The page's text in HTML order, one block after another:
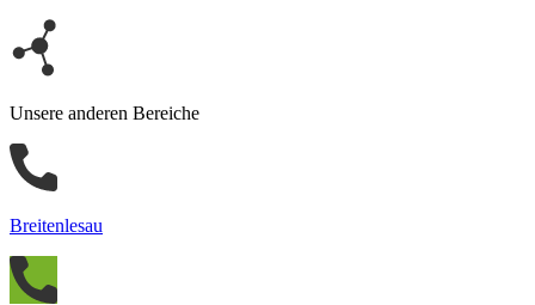
Unsere anderen Bereiche
Breitenlesau